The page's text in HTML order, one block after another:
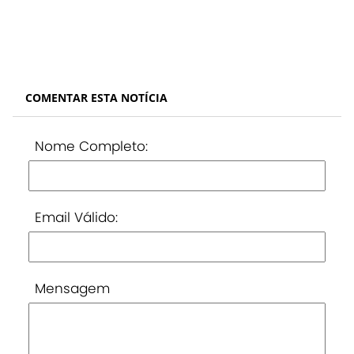
COMENTAR ESTA NOTÍCIA
Nome Completo:
Email Válido:
Mensagem